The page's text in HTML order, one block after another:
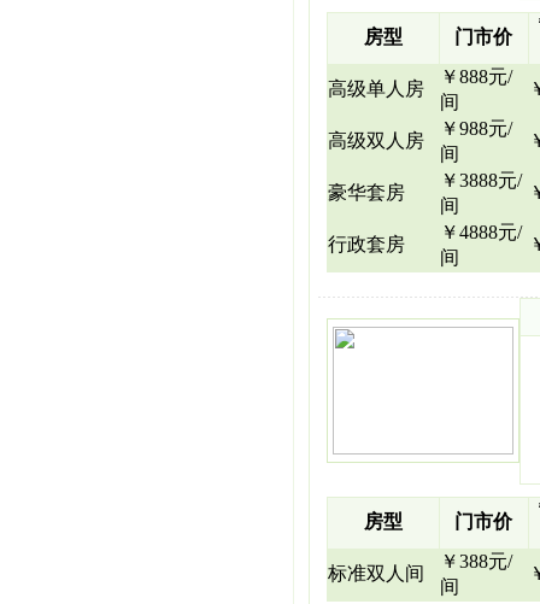
房型 门市价
高级单人房
￥888元/
间
高级双人房
￥988元/
间
豪华套房
￥3888元/
间
行政套房
￥4888元/
间
房型 门市价
标准双人间
￥388元/
间